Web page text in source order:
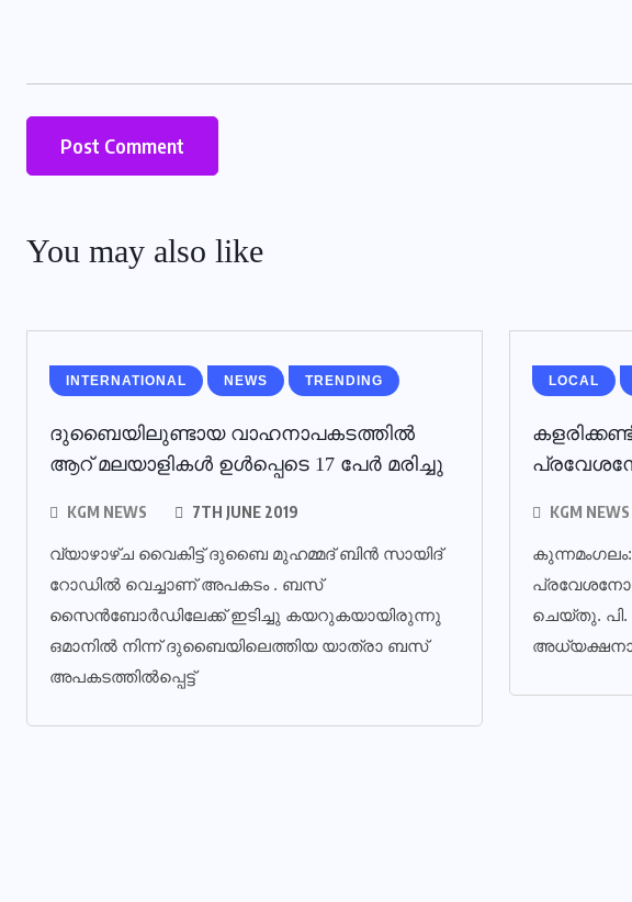
You may also like
INTERNATIONAL NEWS TRENDING
ദുബൈയിലുണ്ടായ വാഹനാപകടത്തില്‍
ആറ് മലയാളികള്‍ ഉള്‍പ്പെടെ 17 പേര്‍ മരിച്ചു
KGM NEWS 7TH JUNE 2019
വ്യാഴാഴ്ച വൈകിട്ട് ദുബൈ മുഹമ്മദ് ബിൻ സായിദ്
റോഡിൽ വെച്ചാണ് അപകടം . ബസ്
സൈൻബോർഡിലേക്ക് ഇടിച്ചു കയറുകയായിരുന്നു
ഒമാനിൽ നിന്ന് ദുബൈയിലെത്തിയ യാത്രാ ബസ്
അപകടത്തിൽപ്പെട്ട്
LOCAL
KGM NEWS
ചെയ്തു. പി.